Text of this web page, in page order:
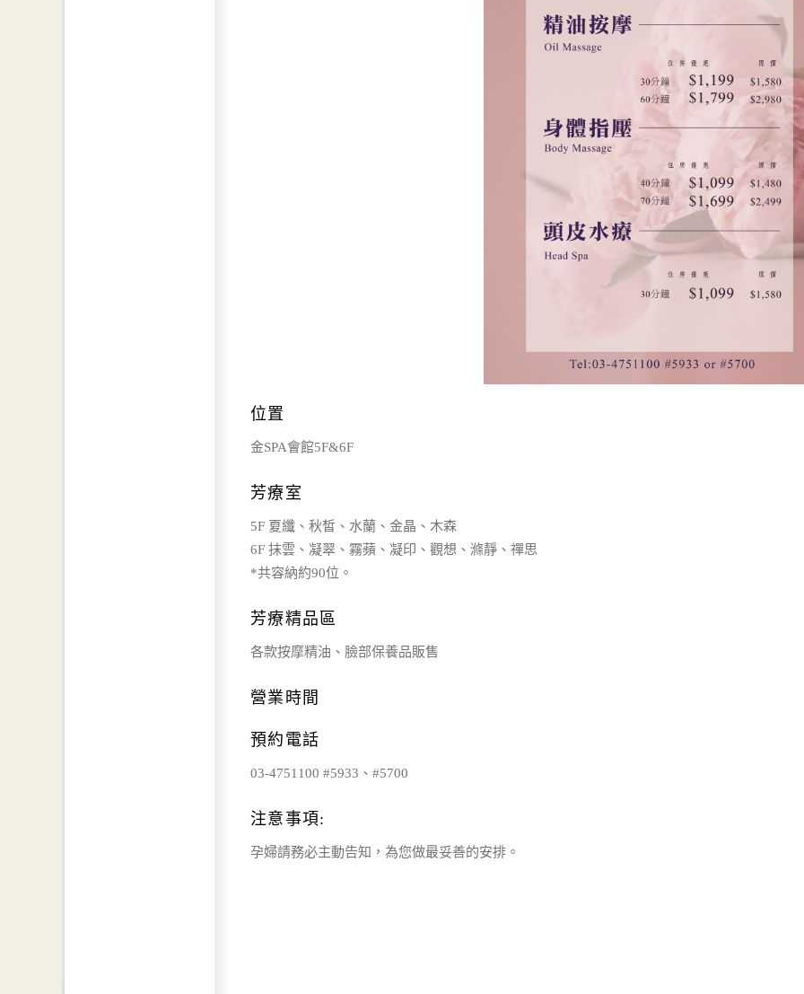
位置
金SPA會館5F&6F
芳療室
5F 夏纖、秋皙、水蘭、金晶、木森
6F 抹雲、凝翠、霧蘋、凝印、觀想、滌靜、禪思
*共容納約90位。
芳療精品區
各款按摩精油、臉部保養品販售
營業時間
預約電話
03-4751100 #5933、#5700
注意事項:
孕婦請務必主動告知，為您做最妥善的安排。